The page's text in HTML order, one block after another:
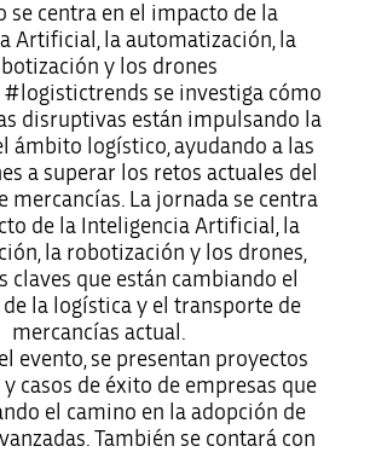
se centra en el impacto de la
Artificial, la automatización, la
y los drones
#logistictrends se investiga cómo
disruptivas están impulsando la
ámbito logístico, ayudando a las
a superar los retos actuales del
mercancías. La jornada se centra
de la Inteligencia Artificial, la
la robotización y los drones,
claves que están cambiando el
la logística y el transporte de
mercancías actual.
evento, se presentan proyectos
casos de éxito de empresas que
el camino en la adopción de
También se contará con